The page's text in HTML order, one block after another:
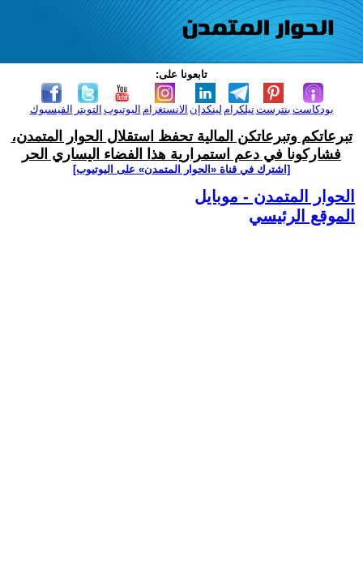
تابعونا على:
الفيسبوك التويتر اليوتيوب الانستغرام لينكدإن تيلكرامبنترست بودكاست
تبرعاتكم وتبرعاتكن المالية تحفظ استقلال الحوار المتمدن،
فشاركونا في دعم استمرارية هذا الفضاء اليساري الحر
[اشترك في قناة ‫«الحوار المتمدن» على اليوتيوب]
الحوار المتمدن - موبايل
الموقع الرئيسي